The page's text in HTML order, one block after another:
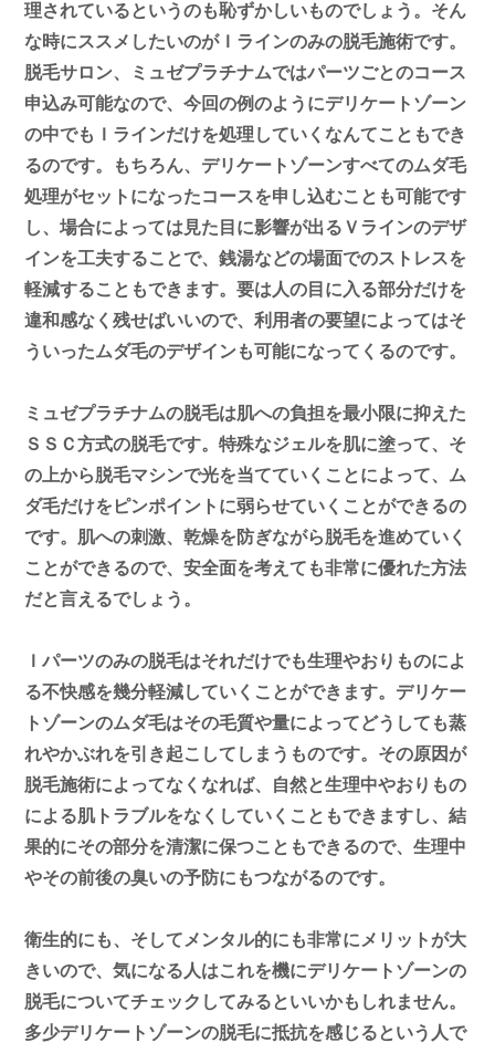
理されているというのも恥ずかしいものでしょう。そん
な時にススメしたいのがＩラインのみの脱毛施術です。
脱毛サロン、ミュゼプラチナムではパーツごとのコース
申込み可能なので、今回の例のようにデリケートゾーン
の中でもＩラインだけを処理していくなんてこともでき
るのです。もちろん、デリケートゾーンすべてのムダ毛
処理がセットになったコースを申し込むことも可能です
し、場合によっては見た目に影響が出るＶラインのデザ
インを工夫することで、銭湯などの場面でのストレスを
軽減することもできます。要は人の目に入る部分だけを
違和感なく残せばいいので、利用者の要望によってはそ
ういったムダ毛のデザインも可能になってくるのです。
ミュゼプラチナムの脱毛は肌への負担を最小限に抑えた
ＳＳＣ方式の脱毛です。特殊なジェルを肌に塗って、そ
の上から脱毛マシンで光を当てていくことによって、ム
ダ毛だけをピンポイントに弱らせていくことができるの
です。肌への刺激、乾燥を防ぎながら脱毛を進めていく
ことができるので、安全面を考えても非常に優れた方法
だと言えるでしょう。
Ｉパーツのみの脱毛はそれだけでも生理やおりものによ
る不快感を幾分軽減していくことができます。デリケー
トゾーンのムダ毛はその毛質や量によってどうしても蒸
れやかぶれを引き起こしてしまうものです。その原因が
脱毛施術によってなくなれば、自然と生理中やおりもの
による肌トラブルをなくしていくこともできますし、結
果的にその部分を清潔に保つこともできるので、生理中
やその前後の臭いの予防にもつながるのです。
衛生的にも、そしてメンタル的にも非常にメリットが大
きいので、気になる人はこれを機にデリケートゾーンの
脱毛についてチェックしてみるといいかもしれません。
多少デリケートゾーンの脱毛に抵抗を感じるという人で